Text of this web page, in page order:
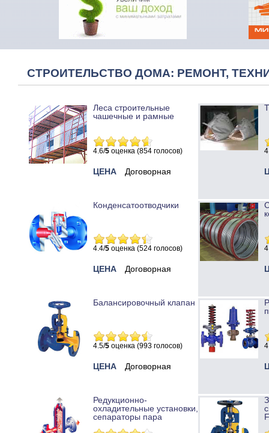
СТРОИТЕЛЬСТВО ДОМА: РЕМОНТ,
Леса строительные
чашечные и рамные
4.6/5 оценка (854 голосов)
ЦЕНА Договорная
Конденсатоотводчики
4.4/5 оценка (524 голосов)
ЦЕНА Договорная
Балансировочный клапан
4.5/5 оценка (993 голосов)
ЦЕНА Договорная
Редукционно-
охладительные установки,
сепараторы пара